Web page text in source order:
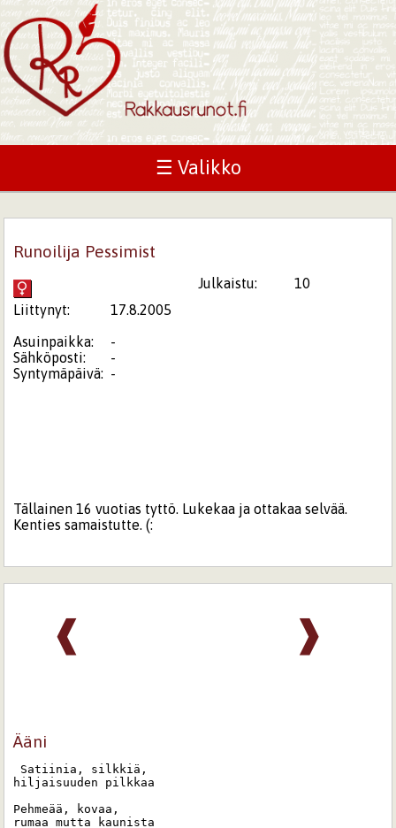
☰ Valikko
Runoilija Pessimist
Julkaistu:
10
Liittynyt:
17.8.2005
Asuinpaikka:
-
Sähköposti:
-
Syntymäpäivä: -
Tällainen 16 vuotias tyttö. Lukekaa ja ottakaa selvää.
Kenties samaistutte. (:
❱
❰
Ääni
Satiinia, silkkiä,
hiljaisuuden pilkkaa
Pehmeää, kovaa,
rumaa mutta kaunista